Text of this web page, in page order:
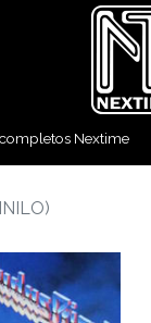
Nextime